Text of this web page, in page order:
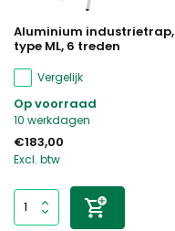
Aluminium industrietrap,
type ML, 6 treden
Vergelijk
Op voorraad
10 werkdagen
€183,00
Excl. btw